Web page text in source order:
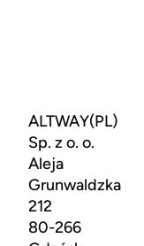
ALTWAY(PL)
Sp. z o. o.
Aleja
Grunwaldzka
212
80-266